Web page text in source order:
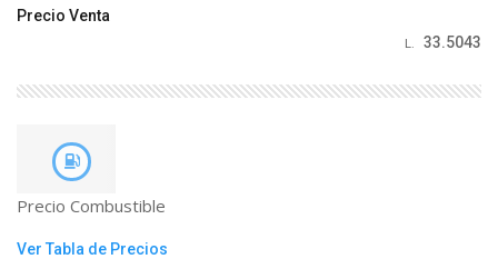
Precio Venta
L. 33.5043
Precio Combustible
Ver Tabla de Precios